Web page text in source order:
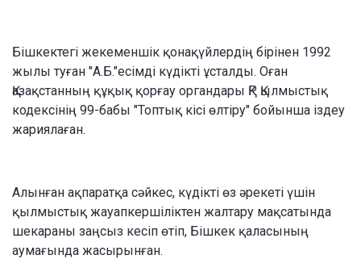
Бішкектегі жекеменшік қонақүйлердің бірінен 1992
жылы туған "А.Б."есімді күдікті ұсталды. Оған
Қазақстанның құқық қорғау органдары ҚР Қылмыстық
кодексінің 99-бабы "Топтық кісі өлтіру" бойынша іздеу
жариялаған.
Алынған ақпаратқа сәйкес, күдікті өз әрекеті үшін
қылмыстық жауапкершіліктен жалтару мақсатында
шекараны заңсыз кесіп өтіп, Бішкек қаласының
аумағында жасырынған.